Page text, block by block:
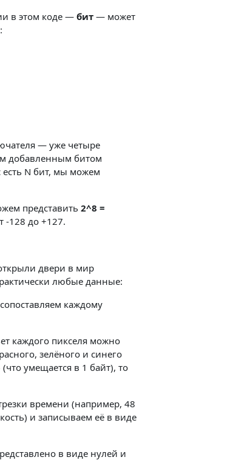
в этом коде — бит— может
— уже четыре
добавленным битом
N бит, мы можем
представить 2^8 =
-128 до +127.
двери в мир
любые данные:
каждому
каждого пикселя можно
зелёного и синего
умещается в 1 байт), то
времени (например, 48
и записываем её в виде
в виде нулей и